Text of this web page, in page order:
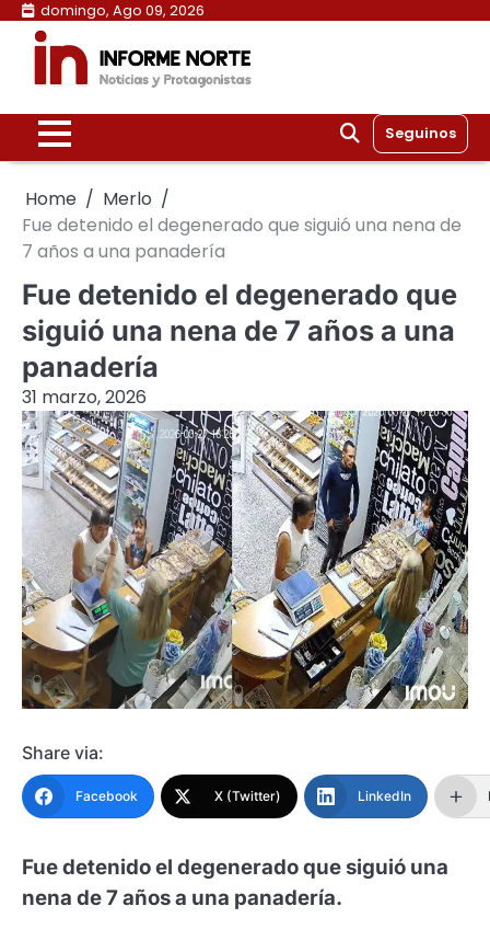
Skip
content
domingo, Ago 09, 2026
Seguinos
Home
Merlo
Fue detenido el degenerado que siguió una nena de
7 años a una panadería
Fue detenido el degenerado que
siguió una nena de 7 años a una
panadería
31 marzo, 2026
Share via:
Facebook X (Twitter) LinkedIn
Fue detenido el degenerado que siguió una
nena de 7 años a una panadería.